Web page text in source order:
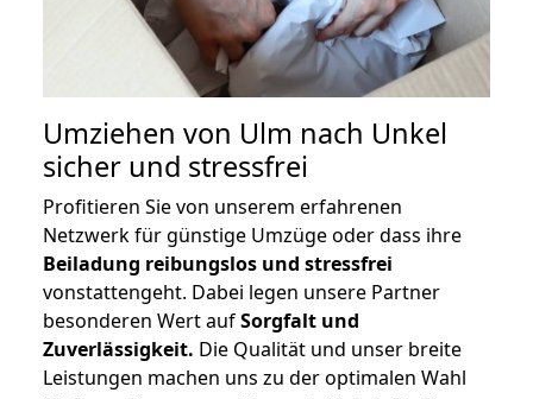
Umziehen von Ulm nach Unkel
sicher und stressfrei
Profitieren Sie von unserem erfahrenen
Netzwerk für günstige Umzüge oder dass ihre
Beiladung reibungslos und stressfrei
vonstattengeht. Dabei legen unsere Partner
besonderen Wert aufSorgfalt und
Zuverlässigkeit. Die Qualität und unser breite
Leistungen machen uns zu der optimalen Wahl